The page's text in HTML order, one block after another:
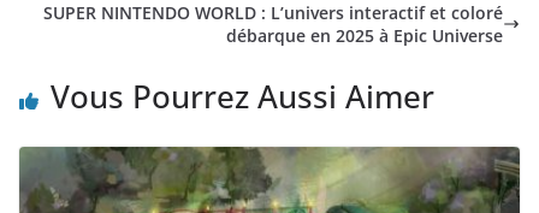
SUPER NINTENDO WORLD : L’univers interactif et coloré
débarque en 2025 à Epic Universe
Vous Pourrez Aussi Aimer